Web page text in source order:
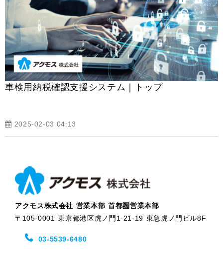
プラン・料金
よくある質問
記事
お問い合わせ
車検用納税確認支援システム｜トップ
2025-02-03 04:13
アクモス株式会社 営業本部 首都圏営業本部
〒105-0001 東京都港区虎ノ門1-21-19 東急虎ノ門ビル8F
03-5539-6480